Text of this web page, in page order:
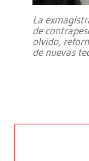
La
de
olvido,
de nuevas